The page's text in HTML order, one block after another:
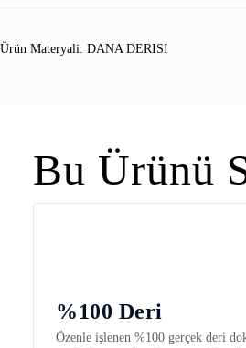
Ürün Materyali: DANA DERISI
Bu Ürünü
%100 Deri
Özenle işlenen %100 gerçek deri